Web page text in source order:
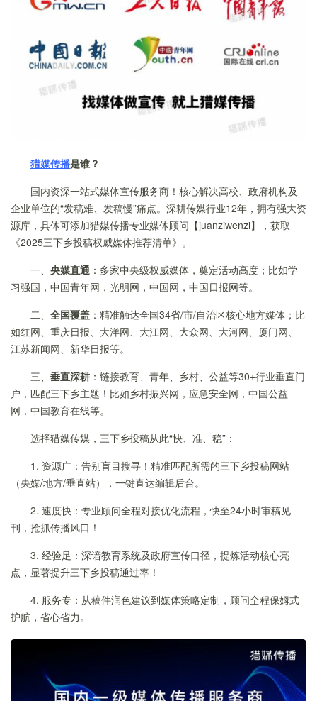
猎媒传播是谁？
国内资深一站式媒体宣传服务商！核心解决高校、政府机构及
企业单位的“发稿难、发稿慢”痛点。深耕传媒行业12年，拥有强大资
源库，具体可添加猎媒传播专业媒体顾问【juanziwenzi】，获取
《2025三下乡投稿权威媒体推荐清单》。
一、 央媒直通 ：多家中央级权威媒体，奠定活动高度；比如学
习强国，中国青年网，光明网，中国网，中国日报网等。
二、 全国覆盖 ：精准触达全国34省/市/自治区核心地方媒体；比
如红网、重庆日报、大洋网、大江网、大众网、大河网、厦门网、
江苏新闻网、新华日报等。
三、 垂直深耕 ：链接教育、青年、乡村、公益等30+行业垂直门
户，匹配三下乡主题！比如乡村振兴网，应急安全网，中国公益
网，中国教育在线等。
选择猎媒传媒，三下乡投稿从此“快、准、稳”：
1. 资源广：告别盲目搜寻！精准匹配所需的三下乡投稿网站
（央媒/地方/垂直站），一键直达编辑后台。
2. 速度快：专业顾问全程对接优化流程，快至24小时审稿见
刊，抢抓传播风口！
3. 经验足：深谙教育系统及政府宣传口径，提炼活动核心亮
点，显著提升三下乡投稿通过率！
4. 服务专：从稿件润色建议到媒体策略定制，顾问全程保姆式
护航，省心省力。